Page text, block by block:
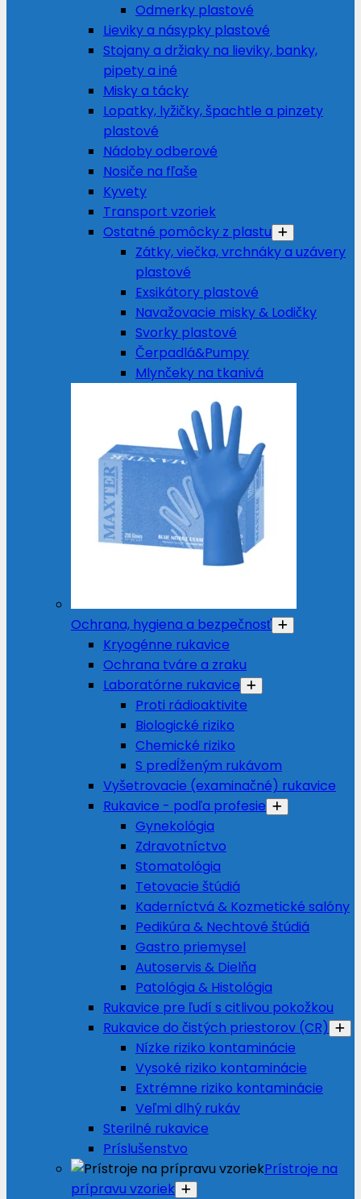
Odmerky plastové
Lieviky a násypky plastové
Stojany a držiaky na lieviky, banky,
pipety a iné
Misky a tácky
Lopatky, lyžičky, špachtle a pinzety
plastové
Nádoby odberové
Nosiče na fľaše
Kyvety
Transport vzoriek
Ostatné pomôcky z plastu
Zátky, viečka, vrchnáky a uzávery
plastové
Exsikátory plastové
Navažovacie misky & Lodičky
Svorky plastové
Čerpadlá&Pumpy
Mlynčeky na tkanivá
Ochrana, hygiena a bezpečnosť
Kryogénne rukavice
Ochrana tváre a zraku
Laboratórne rukavice
Proti rádioaktivite
Biologické riziko
Chemické riziko
S predĺženým rukávom
Vyšetrovacie (examinačné) rukavice
Rukavice - podľa profesie
Gynekológia
Zdravotníctvo
Stomatológia
Tetovacie štúdiá
Kaderníctvá & Kozmetické salóny
Pedikúra & Nechtové štúdiá
Gastro priemysel
Autoservis & Dielňa
Patológia & Histológia
Rukavice pre ľudí s citlivou pokožkou
Rukavice do čistých priestorov (CR)
Nízke riziko kontaminácie
Vysoké riziko kontaminácie
Extrémne riziko kontaminácie
Veľmi dlhý rukáv
Sterilné rukavice
Príslušenstvo
Prístroje na
prípravu vzoriek